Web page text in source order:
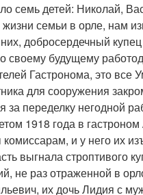
семь детей: Николай,
семьи в орле, нам
добросердечный
своему будущему
Гастронома, это все
для сооружения
за переделку негодной
1918 года в
и у него их
выгнала строптивого
не раз отраженной в
их дочь Лидия с